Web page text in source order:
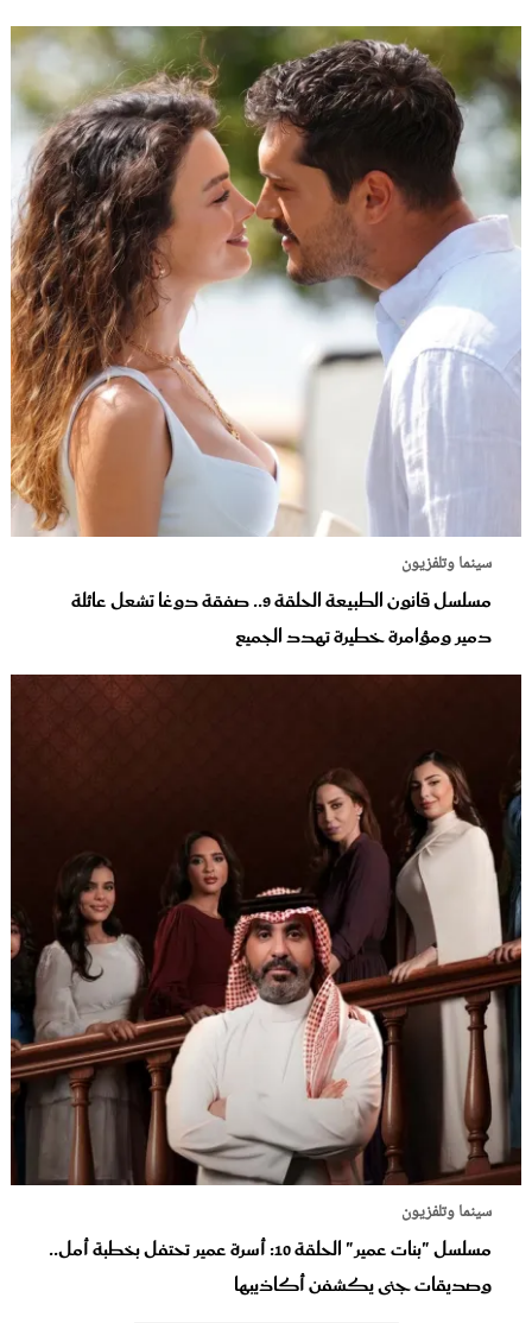
سينما وتلفزيون
مسلسل قانون الطبيعة الحلقة 9.. صفقة دوغا تشعل عائلة
دمير ومؤامرة خطيرة تهدد الجميع
سينما وتلفزيون
مسلسل "بنات عمير" الحلقة 10: أسرة عمير تحتفل بخطبة أمل..
وصديقات جنى يكشفن أكاذيبها